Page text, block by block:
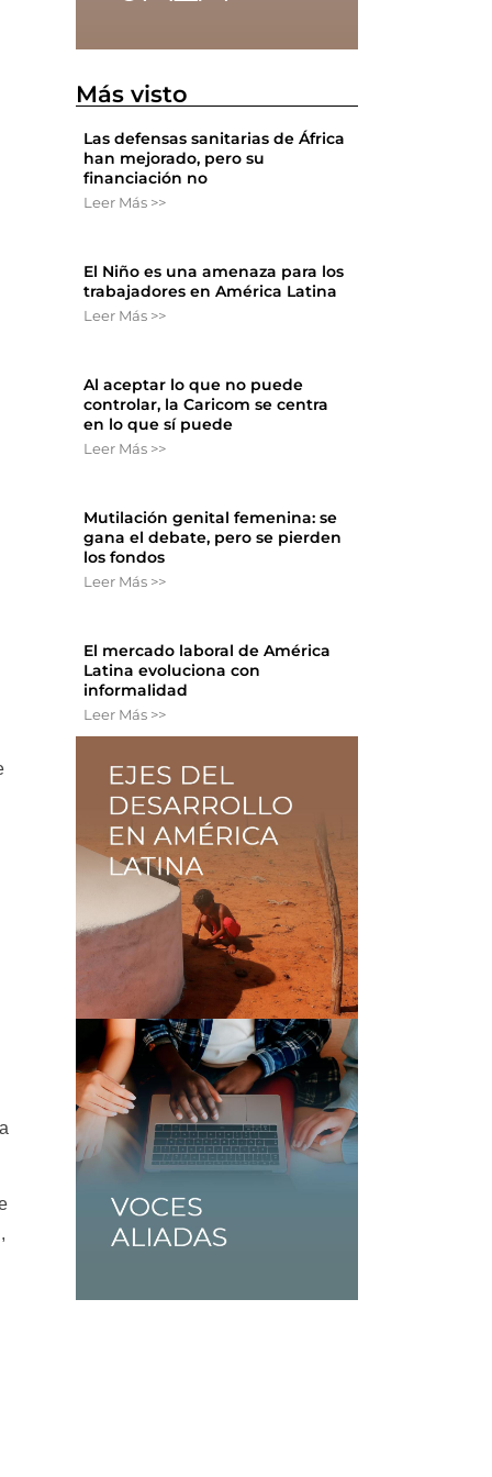
Más visto
Las defensas sanitarias de África
han mejorado, pero su
financiación no
Leer Más >>
El Niño es una amenaza para los
trabajadores en América Latina
Leer Más >>
Al aceptar lo que no puede
controlar, la Caricom se centra
en lo que sí puede
Leer Más >>
Mutilación genital femenina: se
gana el debate, pero se pierden
los fondos
Leer Más >>
El mercado laboral de América
Latina evoluciona con
informalidad
Leer Más >>